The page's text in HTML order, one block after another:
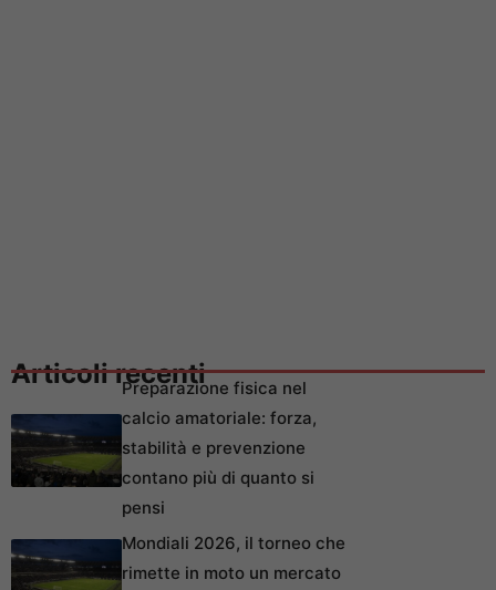
Articoli recentiPreparazione fisica nel
calcio amatoriale: forza,
stabilità e prevenzione
contano più di quanto si
pensi
Mondiali 2026, il torneo che
rimette in moto un mercato